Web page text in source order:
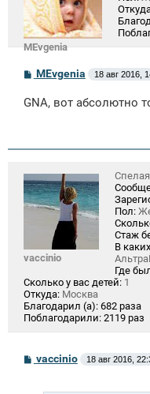
MEvgenia
С
о
б
и
MEvgenia 18 авг 2016,
GNA, вот абсолютно
vaccinio
Пол:
Стаж
В
Где
Сколько у вас детей: 1
Откуда: Москва
Благодарил (а): 682 раза
Поблагодарили: 2119 раз
С
о
vaccinio 18 авг 2016,